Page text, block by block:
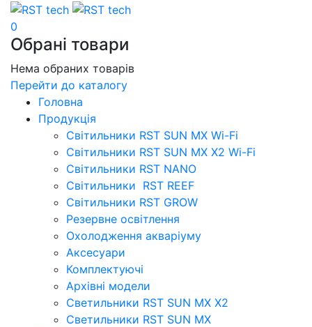
0
Обрані товари
Нема обраних товарів
Перейти до каталогу
Головна
Продукція
Свiтильники RST SUN MX Wi-Fi
Світильники RST SUN MX X2 Wi-Fi
Світильники RST NANO
Світильники RST REEF
Світильники RST GROW
Резервне освітлення
Охолодження акваріуму
Аксесуари
Комплектуючі
Архівні модели
Светильники RST SUN MX X2
Светильники RST SUN MX